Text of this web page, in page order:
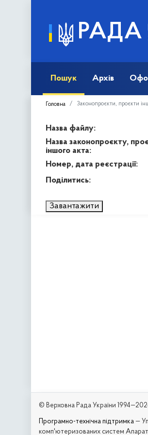
РАДА
Пошук Архів
Головна Законопроєкти, проєкти
Назва файлу:
Назва законопроєкту,
іншого акта:
Номер, дата реєстрації:
Поділитись:
Завантажити
© Верховна Рада України
Програмно-технічна підтримка —
комп'ютеризованих систем